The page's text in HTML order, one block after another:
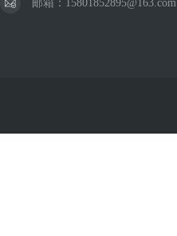
邮箱：15801852895@163.com